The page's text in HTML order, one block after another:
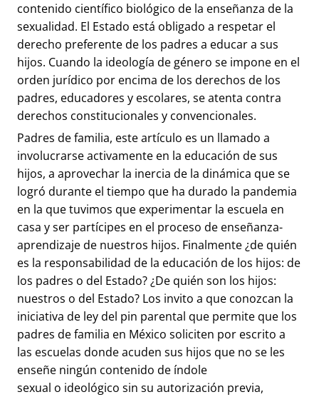
contenido científico biológico de la enseñanza de la
sexualidad. El Estado está obligado a respetar el
derecho preferente de los padres a educar a sus
hijos. Cuando la ideología de género se impone en el
orden jurídico por encima de los derechos de los
padres, educadores y escolares, se atenta contra
derechos constitucionales y convencionales.
Padres de familia, este artículo es un llamado a
involucrarse activamente en la educación de sus
hijos, a aprovechar la inercia de la dinámica que se
logró durante el tiempo que ha durado la pandemia
en la que tuvimos que experimentar la escuela en
casa y ser partícipes en el proceso de enseñanza-
aprendizaje de nuestros hijos. Finalmente ¿de quién
es la responsabilidad de la educación de los hijos: de
los padres o del Estado? ¿De quién son los hijos:
nuestros o del Estado? Los invito a que conozcan la
iniciativa de ley del pin parental que permite que los
padres de familia en México soliciten por escrito a
las escuelas donde acuden sus hijos que no se les
enseñe ningún contenido de índole
sexual o ideológico sin su autorización previa,